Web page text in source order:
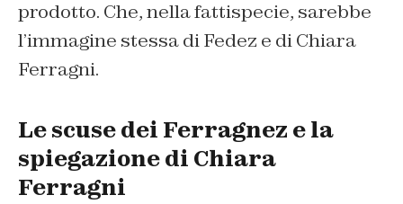
prodotto. Che, nella fattispecie, sarebbe
l’immagine stessa di Fedez e di Chiara
Ferragni.
Le scuse dei Ferragnez e la
spiegazione di Chiara
Ferragni